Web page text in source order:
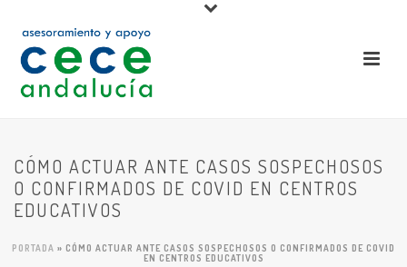
CÓMO ACTUAR ANTE CASOS SOSPECHOSOS
O CONFIRMADOS DE COVID EN CENTROS
EDUCATIVOS
PORTADA » CÓMO ACTUAR ANTE CASOS SOSPECHOSOS O CONFIRMADOS DE COVID
EN CENTROS EDUCATIVOS